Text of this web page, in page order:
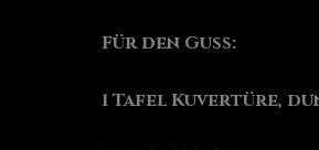
Für den Guss:
1 Tafel Kuvertüre,